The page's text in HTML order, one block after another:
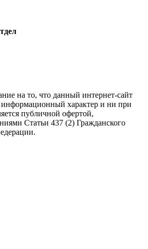
на то, что данный интернет-сайт
характер и ни при
публичной офертой,
Статьи 437 (2) Гражданского